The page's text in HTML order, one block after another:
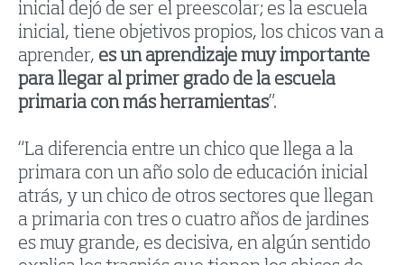
inicial dejó de ser el preescolar; es la escuela
inicial, tiene objetivos propios, los chicos van a
aprender, es un aprendizaje muy importante
para llegar al primer grado de la escuela
primaria con más herramientas”.
“La diferencia entre un chico que llega a la
primara con un año solo de educación inicial
atrás, y un chico de otros sectores que llegan
a primaria con tres o cuatro años de jardines
es muy grande, es decisiva, en algún sentido